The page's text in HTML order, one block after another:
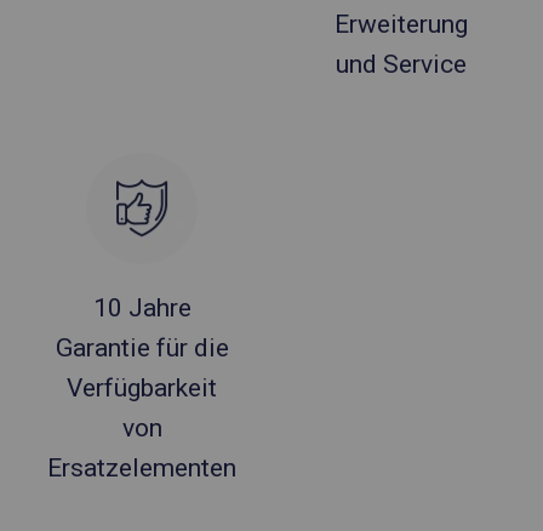
Erweiterung
und Service
10 Jahre
Garantie für die
Verfügbarkeit
von
Ersatzelementen